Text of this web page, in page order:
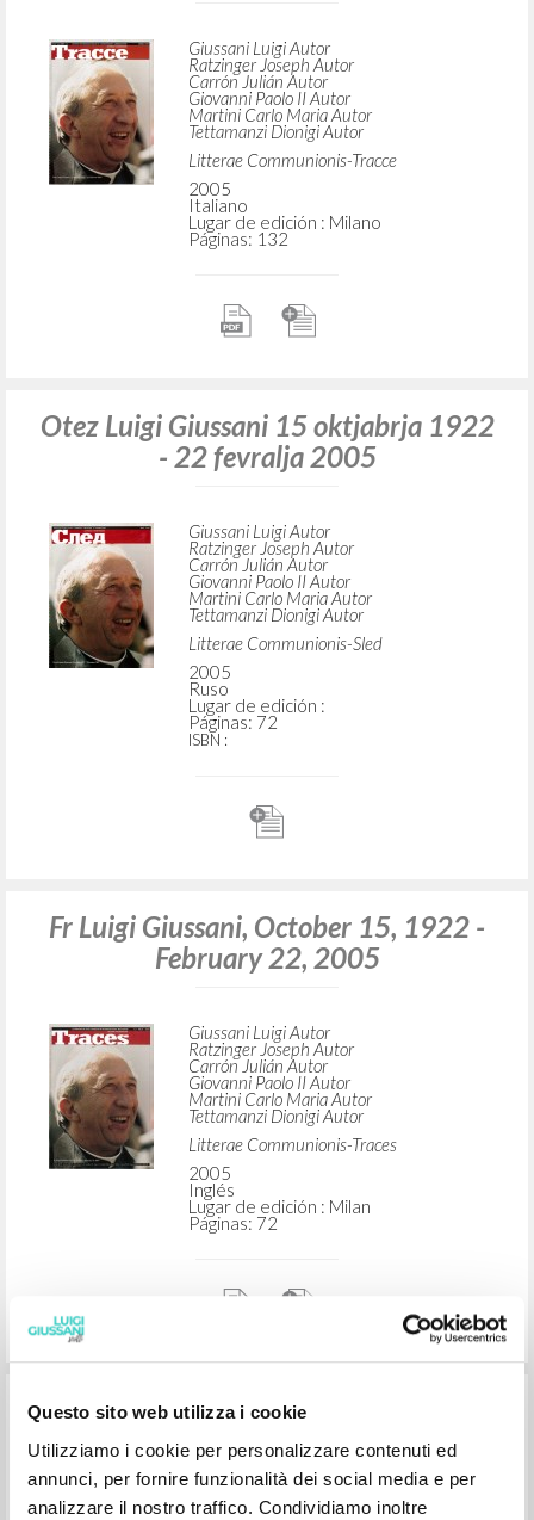
Questo sito web utilizza i cookie
Utilizziamo i cookie per personalizzare contenuti ed
annunci, per fornire funzionalità dei social media e per
analizzare il nostro traffico. Condividiamo inoltre
Giussani Luigi Autor
Ratzinger Joseph Autor
Carrón Julián Autor
Giovanni Paolo II Autor
Martini Carlo Maria Autor
Tettamanzi Dionigi Autor
Litterae Communionis-Tracce
2005
Italiano
Lugar de edición : Milano
Páginas: 132
Otez Luigi Giussani 15 oktjabrja 1922
- 22 fevralja 2005
Giussani Luigi Autor
Ratzinger Joseph Autor
Carrón Julián Autor
Giovanni Paolo II Autor
Martini Carlo Maria Autor
Tettamanzi Dionigi Autor
Litterae Communionis-Sled
2005
Ruso
Lugar de edición :
Páginas: 72
ISBN :
Fr Luigi Giussani, October 15, 1922 -
February 22, 2005
Giussani Luigi Autor
Ratzinger Joseph Autor
Carrón Julián Autor
Giovanni Paolo II Autor
Martini Carlo Maria Autor
Tettamanzi Dionigi Autor
Litterae Communionis-Traces
2005
Inglés
Lugar de edición : Milan
Páginas: 72
Don Luigi Giussani, 15 octobre 1922 -
22 fèvrier 2005